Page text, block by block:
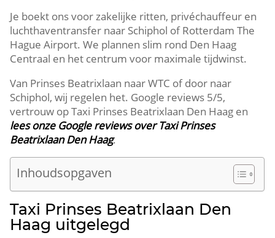
Je boekt ons voor zakelijke ritten, privéchauffeur en
luchthaventransfer naar Schiphol of Rotterdam The
Hague Airport. We plannen slim rond Den Haag
Centraal en het centrum voor maximale tijdwinst.
Van Prinses Beatrixlaan naar WTC of door naar
Schiphol, wij regelen het. Google reviews 5/5,
vertrouw op Taxi Prinses Beatrixlaan Den Haag en
lees onze Google reviews over Taxi Prinses
Beatrixlaan Den Haag.
Inhoudsopgaven
Taxi Prinses Beatrixlaan Den
Haag uitgelegd